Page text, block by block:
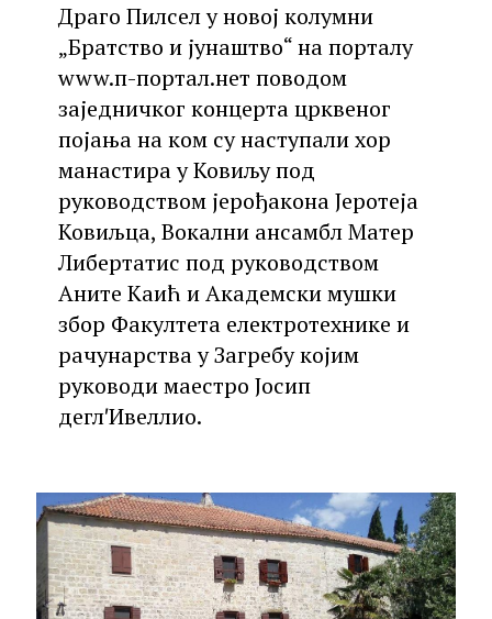
Драго Пилсел у новој колумни
„Братство и јунаштво“ на порталу
www.п-портал.нет поводом
заједничког концерта црквеног
појања на ком су наступали хор
манастира у Ковиљу под
руководством јерођакона Јеротеја
Ковиљца, Вокални ансамбл Матер
Либертатис под руководством
Аните Каић и Академски мушки
збор Факултета електротехнике и
рачунарства у Загребу којим
руководи маестро Јосип
дегл′Ивеллио.